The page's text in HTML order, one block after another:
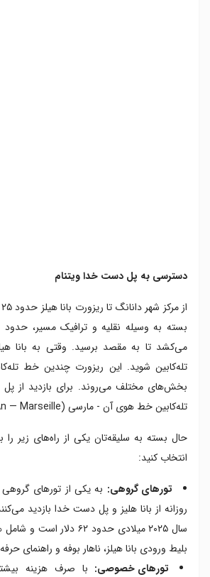
دسترسی به پل دست خدا ویتنام
می‌کشد تا به مقصد برسید. وقتی به بانا
تله‌کابین شوید. این ریزورت چندین خط
بخش‌های مختلف می‌روند. برای بازدید از پل
تله‌کابین خط هوی آن - مارسی (Hoi An — Marseille) شوید.
حال بسته به سلیقه‌تان یکی از راه‌های زیر را
انتخاب کنید:
تورهای گروهی: به یکی از تورهای
روزانه از بانا هلیز و پل دست خدا بازدید
سال ۲۰۲۵ میلادی حدود ۶۲
بلیط ورودی بانا هیلز، ناهار بوفه و راهنمای
تورهای خصوصی: با صرف هزینه